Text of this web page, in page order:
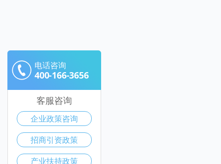
电话咨询
400-166-3656
客服咨询
企业政策咨询
招商引资政策
产业扶持政策